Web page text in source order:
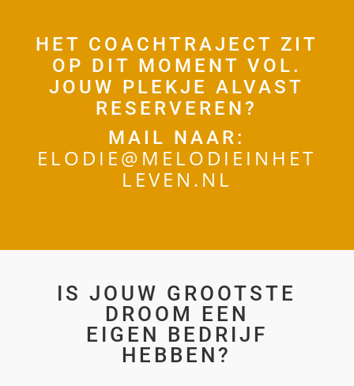
HET COACHTRAJECT ZIT
OP DIT MOMENT VOL.
JOUW PLEKJE ALVAST
RESERVEREN?
MAIL NAAR:
ELODIE@MELODIEINHET
LEVEN.NL
IS JOUW GROOTSTE
DROOM EEN
EIGEN BEDRIJF
HEBBEN?